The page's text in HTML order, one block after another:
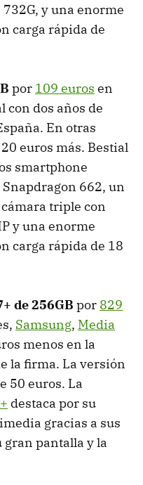
y una enorme
carga rápida de
por 109 euros en
con dos años de
En otras
euros más. Bestial
smartphone
662, un
triple con
y una enorme
carga rápida de 18
de 256GB por 829
Samsung, Media
menos en la
la firma. La versión
50 euros. La
destaca por su
gracias a sus
gran pantalla y la